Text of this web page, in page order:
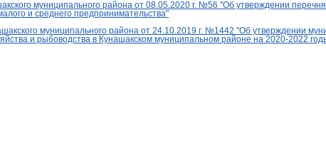
муниципального района от 08.05.2020 г. №56 "Об утверждении
и среднего предпринимательства"
муниципального района от 24.10.2019 г. №1442 "Об утверждении
и рыбоводства в Кунашакском муниципальном районе на 2020-2022